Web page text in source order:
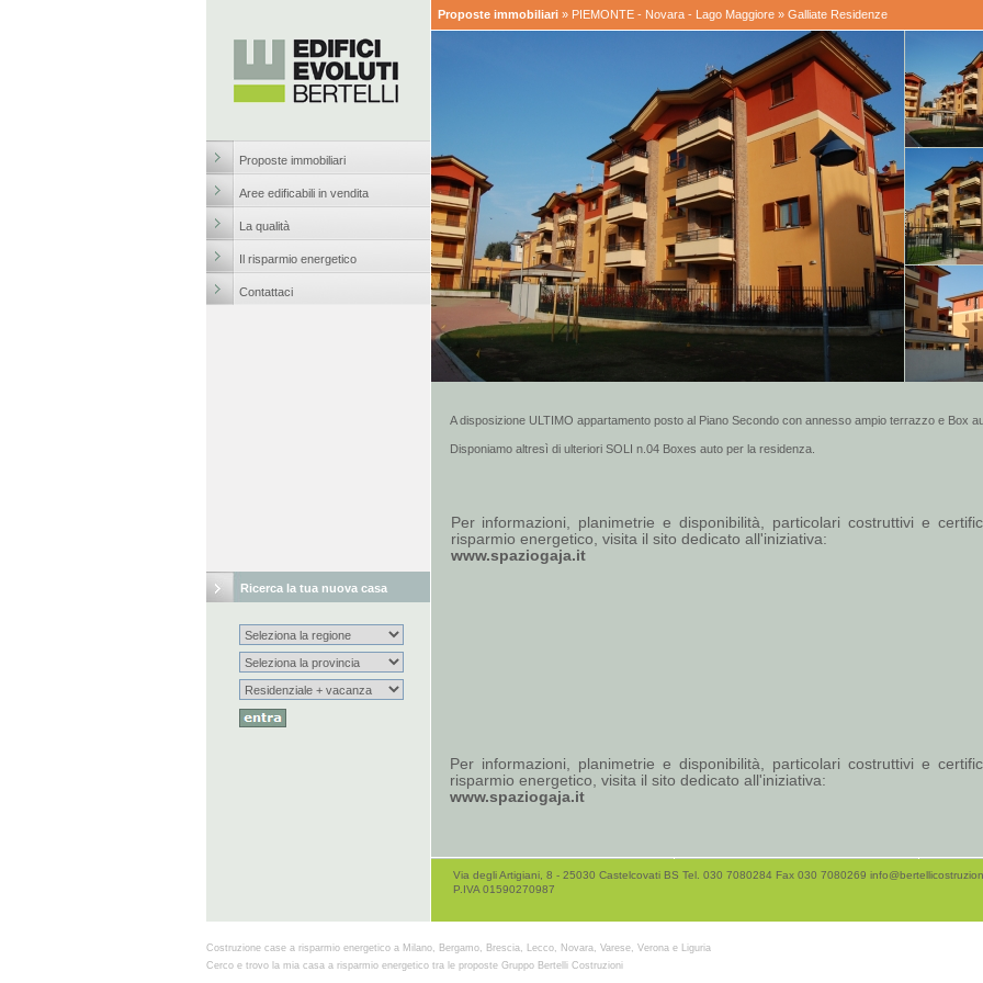
Proposte immobiliari
Aree edificabili in vendita
La qualità
Il risparmio energetico
Contattaci
Ricerca la tua nuova casa
Proposte immobiliari » PIEMONTE - Novara - Lago Maggiore» Galliate Residenze
A disposizione ULTIMO appartamento posto al Piano Secondo con annesso ampio terrazzo e Box
Disponiamo altresì di ulteriori SOLI n.04 Boxes auto per la residenza.
Per informazioni, planimetrie e disponibilità, particolari costruttivi e
risparmio energetico, visita il sito dedicato all'iniziativa:
www.spaziogaja.it
Per informazioni, planimetrie e disponibilità, particolari costruttivi e
risparmio energetico, visita il sito dedicato all'iniziativa:
www.spaziogaja.it
Via degli Artigiani, 8 - 25030 Castelcovati BS Tel. 030 7080284 Fax 030 7080269
P.IVA 01590270987
Costruzione case a risparmio energetico a Milano, Bergamo, Brescia, Lecco, Novara, Varese, Verona e Liguria
Cerco e trovo la mia casa a risparmio energetico tra le proposte Gruppo Bertelli Costruzioni